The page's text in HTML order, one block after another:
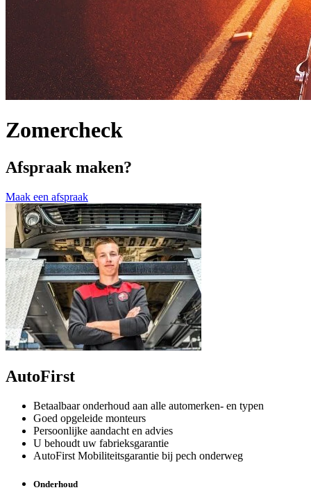
Zomercheck
Afspraak maken?
Maak een afspraak
AutoFirst
Betaalbaar onderhoud aan alle automerken- en typen
Goed opgeleide monteurs
Persoonlijke aandacht en advies
U behoudt uw fabrieksgarantie
AutoFirst Mobiliteitsgarantie bij pech onderweg
Onderhoud